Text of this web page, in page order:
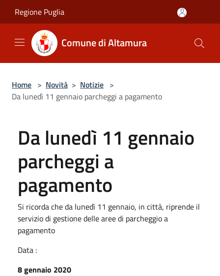
Regione Puglia
Comune di Altamura
Home > Novità > Notizie >
Da lunedì 11 gennaio parcheggi a pagamento
Da lunedì 11 gennaio
parcheggi a
pagamento
Si ricorda che da lunedì 11 gennaio, in città, riprende il
servizio di gestione delle aree di parcheggio a
pagamento
Data :
8 gennaio 2020